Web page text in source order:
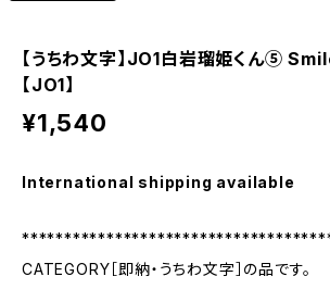
【うちわ文字】JO1白岩瑠姫くん⑤
【JO1】
¥1,540
International shipping available
CATEGORY［即納・うちわ文字］の品です。